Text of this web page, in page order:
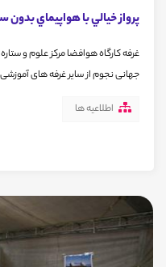
پرواز خيالي با هواپيماي
غرفه کارگاه هوافضا مرکز علوم و
جهانی نجوم از سایر غرفه های
اطلاعیه ها